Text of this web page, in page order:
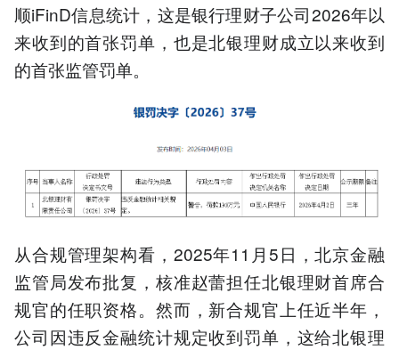
顺iFinD信息统计，这是银行理财子公司2026年以
来收到的首张罚单，也是北银理财成立以来收到
的首张监管罚单。
从合规管理架构看，2025年11月5日，北京金融
监管局发布批复，核准赵蕾担任北银理财首席合
规官的任职资格。然而，新合规官上任近半年，
公司因违反金融统计规定收到罚单，这给北银理